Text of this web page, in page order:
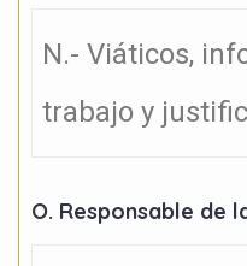
N.- Viáticos,
trabajo y
O. Responsable de